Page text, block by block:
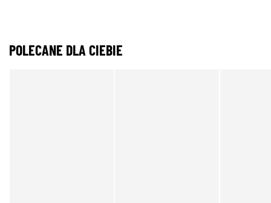
POLECANE DLA CIEBIE